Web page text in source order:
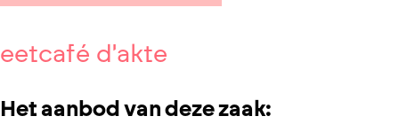
eetcafé d'akte
Het aanbod van deze zaak: